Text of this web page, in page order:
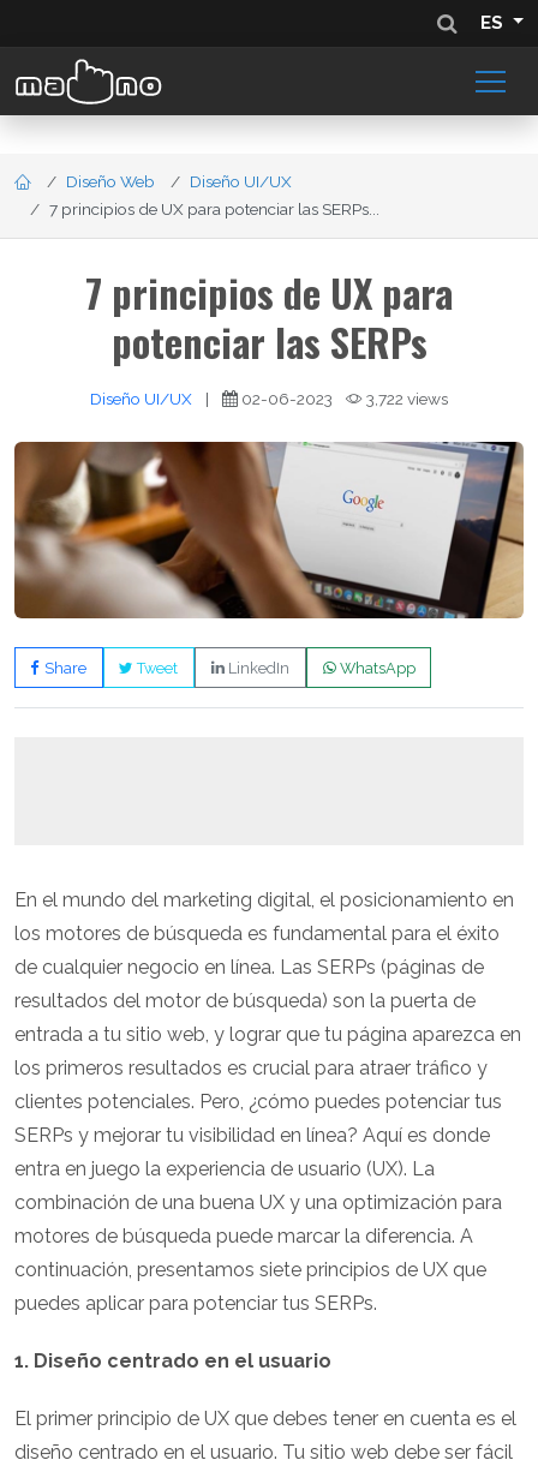
ES
Diseño Web
Diseño UI/UX
7 principios de UX para potenciar las SERPs...
7 principios de UX para
potenciar las SERPs
Diseño UI/UX | 02-06-2023 3,722 views
Share Tweet LinkedIn WhatsApp
En el mundo del marketing digital, el posicionamiento en
los motores de búsqueda es fundamental para el éxito
de cualquier negocio en línea. Las SERPs (páginas de
resultados del motor de búsqueda) son la puerta de
entrada a tu sitio web, y lograr que tu página aparezca en
los primeros resultados es crucial para atraer tráfico y
clientes potenciales. Pero, ¿cómo puedes potenciar tus
SERPs y mejorar tu visibilidad en línea? Aquí es donde
entra en juego la experiencia de usuario (UX). La
combinación de una buena UX y una optimización para
motores de búsqueda puede marcar la diferencia. A
continuación, presentamos siete principios de UX que
puedes aplicar para potenciar tus SERPs.
1. Diseño centrado en el usuario
El primer principio de UX que debes tener en cuenta es el
diseño centrado en el usuario. Tu sitio web debe ser fácil